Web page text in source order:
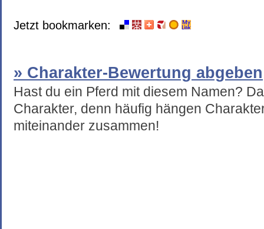
Jetzt bookmarken:
» Charakter-Bewertung abgeben
Hast du ein Pferd mit diesem Namen?
Charakter, denn häufig hängen
miteinander zusammen!